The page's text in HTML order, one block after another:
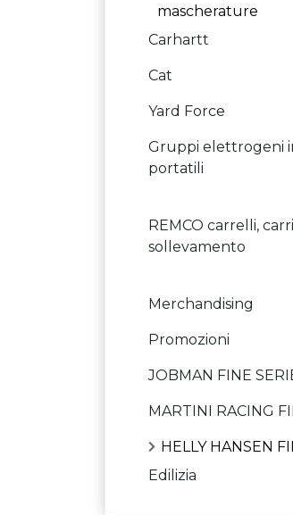
mascherature
Carhartt
Cat
Yard Force
Gruppi elettrogeni
portatili
REMCO carrelli,
sollevamento
Merchandising
Promozioni
JOBMAN FINE
MARTINI RACING
HELLY HANSEN
Edilizia